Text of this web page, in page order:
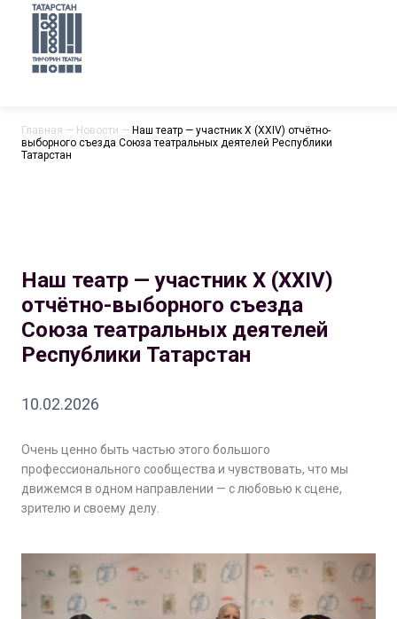
Главная — Новости — Наш театр — участник X (XXIV) отчётно-
выборного съезда Союза театральных деятелей Республики
Татарстан
Наш театр — участник X (XXIV)
отчётно-выборного съезда
Союза театральных деятелей
Республики Татарстан
10.02.2026
Очень ценно быть частью этого большого
профессионального сообщества и чувствовать, что мы
движемся в одном направлении — с любовью к сцене,
зрителю и своему делу.